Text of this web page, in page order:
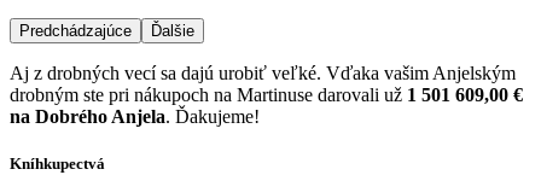
Predchádzajúce Ďalšie
Aj z drobných vecí sa dajú urobiť veľké. Vďaka vašim Anjelským
drobným ste pri nákupoch na Martinuse darovali už 1 501 609,00 €
na Dobrého Anjela. Ďakujeme!
Kníhkupectvá